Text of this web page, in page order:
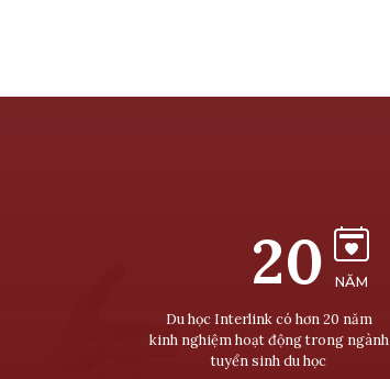
20 NĂM
Du học Interlink có hơn 20 năm
kinh nghiệm hoạt động trong ngành
tuyển sinh du học